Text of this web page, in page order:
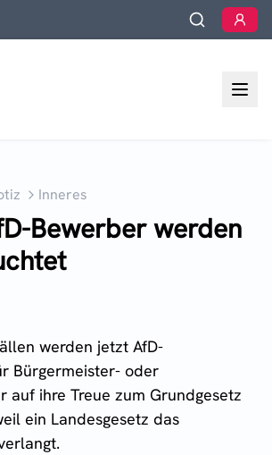
Inneres
Bewerber werden
werden jetzt AfD-
Bürgermeister- oder
auf ihre Treue zum Grundgesetz
ein Landesgesetz das